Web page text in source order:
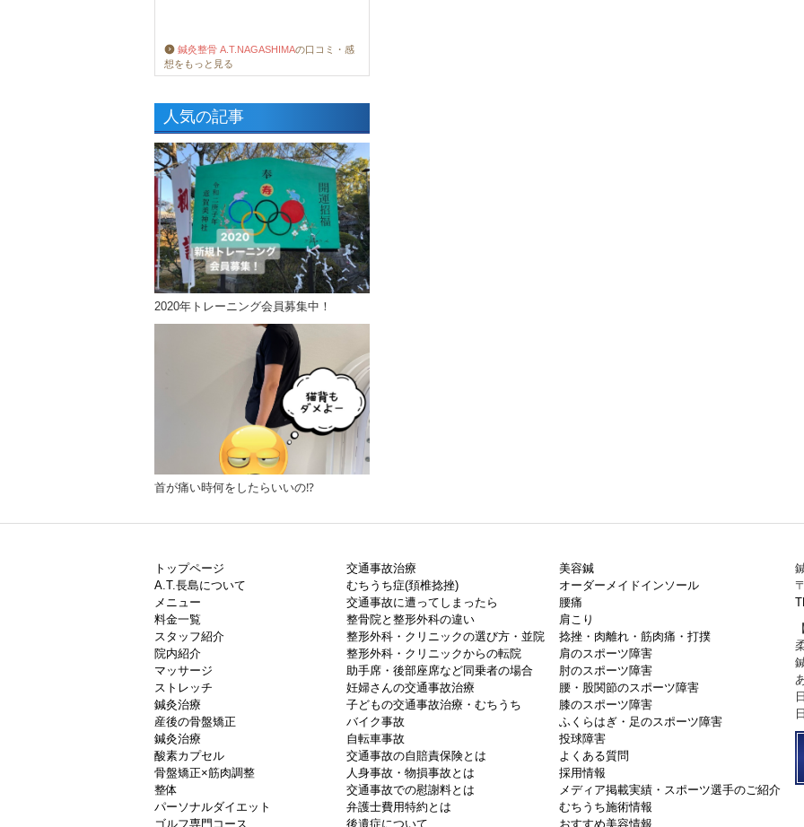
鍼灸整骨 A.T.NAGASHIMAの口コミ・感
想をもっと見る
人気の記事
2020年トレーニング会員募集中！
首が痛い時何をしたらいいの⁉︎
トップページ
A.T.長島について
メニュー
料金一覧
スタッフ紹介
院内紹介
マッサージ
ストレッチ
鍼灸治療
産後の骨盤矯正
鍼灸治療
酸素カプセル
骨盤矯正×筋肉調整
整体
パーソナルダイエット
ゴルフ専門コース
交通事故治療
むちうち症(頚椎捻挫)
交通事故に遭ってしまったら
整骨院と整形外科の違い
整形外科・クリニックの選び方・並院
整形外科・クリニックからの転院
助手席・後部座席など同乗者の場合
妊婦さんの交通事故治療
子どもの交通事故治療・むちうち
バイク事故
自転車事故
交通事故の自賠責保険とは
人身事故・物損事故とは
交通事故での慰謝料とは
弁護士費用特約とは
後遺症について
美容鍼
オーダーメイドインソール
腰痛
肩こり
捻挫・肉離れ・筋肉痛・打撲
肩のスポーツ障害
肘のスポーツ障害
腰・股関節のスポーツ障害
膝のスポーツ障害
ふくらはぎ・足のスポーツ障害
投球障害
よくある質問
採用情報
メディア掲載実績・スポーツ選手のご紹介
むちうち施術情報
おすすめ美容情報